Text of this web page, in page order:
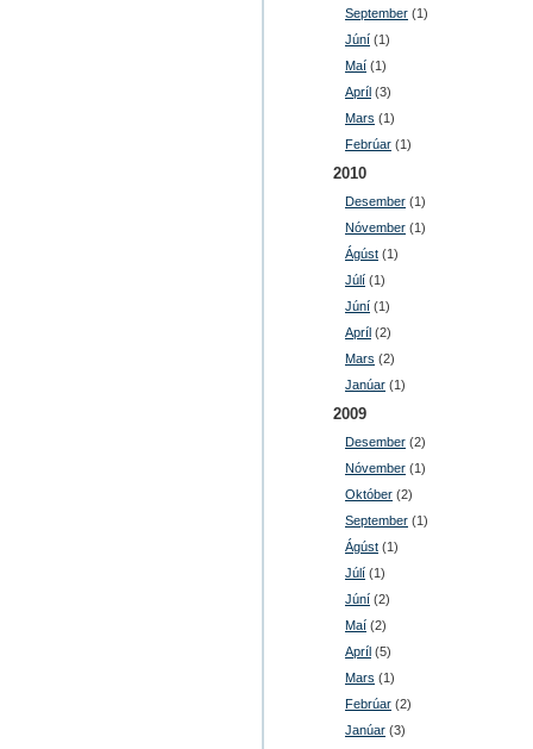
September (1)
Júní (1)
Maí (1)
Apríl (3)
Mars (1)
Febrúar (1)
2010
Desember (1)
Nóvember (1)
Ágúst (1)
Júlí (1)
Júní (1)
Apríl (2)
Mars (2)
Janúar (1)
2009
Desember (2)
Nóvember (1)
Október (2)
September (1)
Ágúst (1)
Júlí (1)
Júní (2)
Maí (2)
Apríl (5)
Mars (1)
Febrúar (2)
Janúar (3)